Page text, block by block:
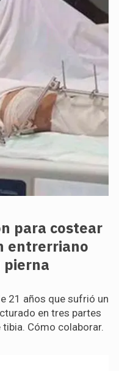
para costear
entrerriano
pierna
21 años que sufrió un
en tres partes
Cómo colaborar.